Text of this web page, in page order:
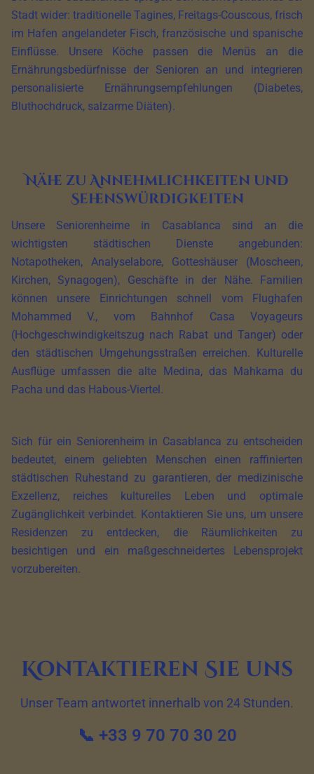
Stadt wider: traditionelle Tagines, Freitags-Couscous, frisch
im Hafen angelandeter Fisch, französische und spanische
Einflüsse. Unsere Köche passen die Menüs an die
Ernährungsbedürfnisse der Senioren an und integrieren
personalisierte Ernährungsempfehlungen (Diabetes,
Bluthochdruck, salzarme Diäten).
Nähe zu Annehmlichkeiten und
Sehenswürdigkeiten
Unsere Seniorenheime in Casablanca sind an die
wichtigsten städtischen Dienste angebunden:
Notapotheken, Analyselabore, Gotteshäuser (Moscheen,
Kirchen, Synagogen), Geschäfte in der Nähe. Familien
können unsere Einrichtungen schnell vom Flughafen
Mohammed V., vom Bahnhof Casa Voyageurs
(Hochgeschwindigkeitszug nach Rabat und Tanger) oder
den städtischen Umgehungsstraßen erreichen. Kulturelle
Ausflüge umfassen die alte Medina, das Mahkama du
Pacha und das Habous-Viertel.
Sich für ein Seniorenheim in Casablanca zu entscheiden
bedeutet, einem geliebten Menschen einen raffinierten
städtischen Ruhestand zu garantieren, der medizinische
Exzellenz, reiches kulturelles Leben und optimale
Zugänglichkeit verbindet. Kontaktieren Sie uns, um unsere
Residenzen zu entdecken, die Räumlichkeiten zu
besichtigen und ein maßgeschneidertes Lebensprojekt
vorzubereiten.
Kontaktieren Sie uns
Unser Team antwortet innerhalb von 24 Stunden.
📞 +33 9 70 70 30 20